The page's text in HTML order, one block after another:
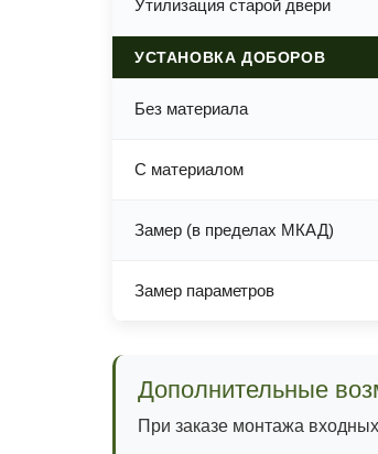
Утилизация старой двери
УСТАНОВКА ДОБОРОВ
Без материала
С материалом
Замер (в пределах МКАД)
Замер параметров
Дополнительные
При заказе монтажа